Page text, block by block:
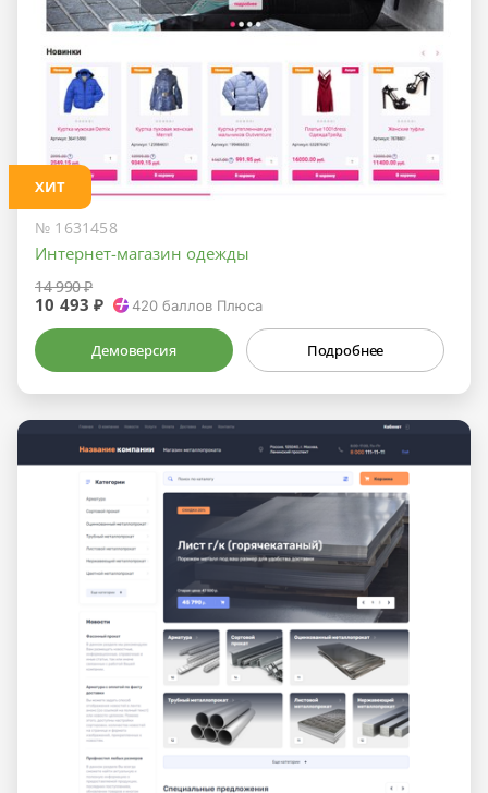
ХИТ
№ 1631458
Интернет-магазин одежды
14 990 ₽
10 493 ₽ 420баллов Плюса
Демоверсия Подробнее